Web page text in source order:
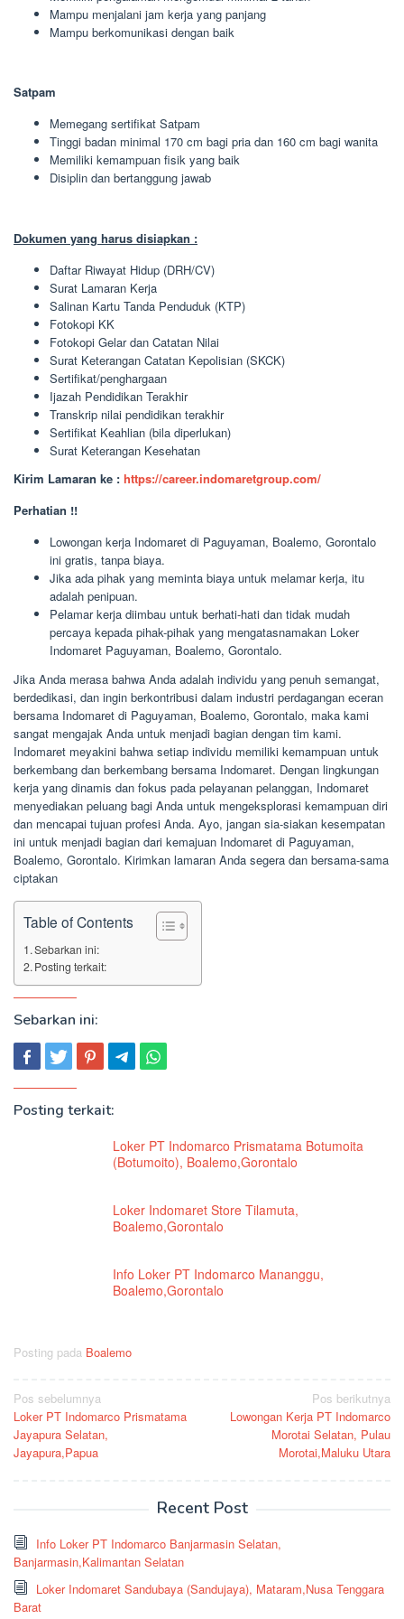
Mampu menjalani jam kerja yang panjang
Mampu berkomunikasi dengan baik
Satpam
Memegang sertifikat Satpam
Tinggi badan minimal 170 cm bagi pria dan 160 cm bagi wanita
Memiliki kemampuan fisik yang baik
Disiplin dan bertanggung jawab
Dokumen yang harus disiapkan :
Daftar Riwayat Hidup (DRH/CV)
Surat Lamaran Kerja
Salinan Kartu Tanda Penduduk (KTP)
Fotokopi KK
Fotokopi Gelar dan Catatan Nilai
Surat Keterangan Catatan Kepolisian (SKCK)
Sertifikat/penghargaan
Ijazah Pendidikan Terakhir
Transkrip nilai pendidikan terakhir
Sertifikat Keahlian (bila diperlukan)
Surat Keterangan Kesehatan
Kirim Lamaran ke : https://career.indomaretgroup.com/
Perhatian !!
Lowongan kerja Indomaret di Paguyaman, Boalemo, Gorontalo
ini gratis, tanpa biaya.
Jika ada pihak yang meminta biaya untuk melamar kerja, itu
adalah penipuan.
Pelamar kerja diimbau untuk berhati-hati dan tidak mudah
percaya kepada pihak-pihak yang mengatasnamakan Loker
Indomaret Paguyaman, Boalemo, Gorontalo.
Jika Anda merasa bahwa Anda adalah individu yang penuh semangat,
berdedikasi, dan ingin berkontribusi dalam industri perdagangan eceran
bersama Indomaret di Paguyaman, Boalemo, Gorontalo, maka kami
sangat mengajak Anda untuk menjadi bagian dengan tim kami.
Indomaret meyakini bahwa setiap individu memiliki kemampuan untuk
berkembang dan berkembang bersama Indomaret. Dengan lingkungan
kerja yang dinamis dan fokus pada pelayanan pelanggan, Indomaret
menyediakan peluang bagi Anda untuk mengeksplorasi kemampuan diri
dan mencapai tujuan profesi Anda. Ayo, jangan sia-siakan kesempatan
ini untuk menjadi bagian dari kemajuan Indomaret di Paguyaman,
Boalemo, Gorontalo. Kirimkan lamaran Anda segera dan bersama-sama
ciptakan
Table of Contents
Sebarkan ini:
Posting terkait:
Sebarkan ini:
Posting terkait:
Loker PT Indomarco Prismatama Botumoita
(Botumoito), Boalemo,Gorontalo
Loker Indomaret Store Tilamuta,
Boalemo,Gorontalo
Info Loker PT Indomarco Mananggu,
Boalemo,Gorontalo
Posting pada Boalemo
Navigasi
pos
Pos sebelumnya
Loker PT Indomarco Prismatama
Jayapura Selatan,
Jayapura,Papua
Pos berikutnya
Lowongan Kerja PT Indomarco
Morotai Selatan, Pulau
Morotai,Maluku Utara
Recent Post
Info Loker PT Indomarco Banjarmasin Selatan,
Banjarmasin,Kalimantan Selatan
Loker Indomaret Sandubaya (Sandujaya), Mataram,Nusa Tenggara
Barat